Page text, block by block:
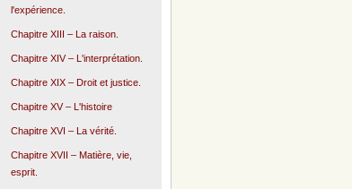
l'expérience.
Chapitre XIII – La raison.
Chapitre XIV – L'interprétation.
Chapitre XIX – Droit et justice.
Chapitre XV – L'histoire
Chapitre XVI – La vérité.
Chapitre XVII – Matière, vie,
esprit.